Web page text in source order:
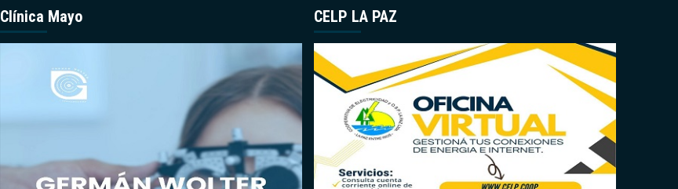
Clínica Mayo CELP LA PAZ